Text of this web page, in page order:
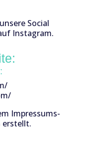
Social
Instagram.
Impressums-
erstellt.